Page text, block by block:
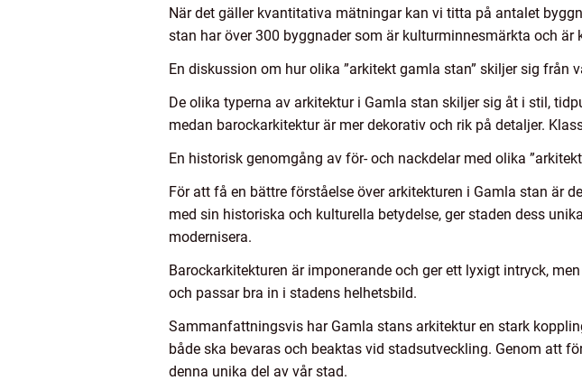
När det gäller kvantitativa mätningar kan vi titta på antalet
stan har över 300 byggnader som är kulturminnesmärkta och är
En diskussion om hur olika ”arkitekt gamla stan” skiljer sig från
De olika typerna av arkitektur i Gamla stan skiljer sig åt i stil,
medan barockarkitektur är mer dekorativ och rik på detaljer.
En historisk genomgång av för- och nackdelar med olika
För att få en bättre förståelse över arkitekturen i Gamla stan är
med sin historiska och kulturella betydelse, ger staden dess
modernisera.
Barockarkitekturen är imponerande och ger ett lyxigt intryck,
och passar bra in i stadens helhetsbild.
Sammanfattningsvis har Gamla stans arkitektur en stark
både ska bevaras och beaktas vid stadsutveckling. Genom att
denna unika del av vår stad.